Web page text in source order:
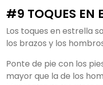
#9 TOQUES EN
Los toques en estrella
los brazos y los
Ponte de pie con los
mayor que la de los